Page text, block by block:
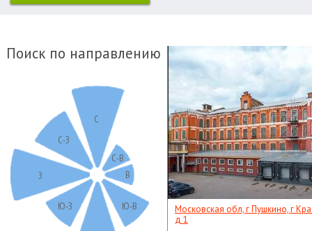
Поиск по направлению
С
С-В
В
Ю-В
Ю-З
З
С-З
Московская обл, г Пушкино, г
д 1